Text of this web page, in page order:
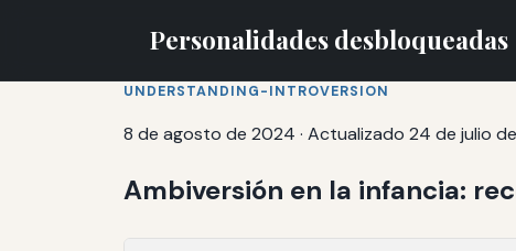
Personalidades desbloqueadas
UNDERSTANDING-INTROVERSION
8 de agosto de 2024 · Actualizado 24 de julio
Ambiversión en la infancia: